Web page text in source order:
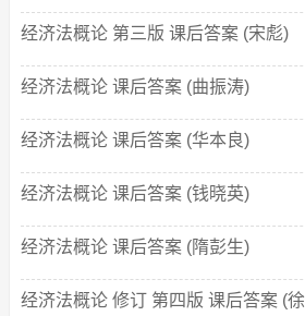
经济法概论 第三版 课后答案 (宋彪)
经济法概论 课后答案 (曲振涛)
经济法概论 课后答案 (华本良)
经济法概论 课后答案 (钱晓英)
经济法概论 课后答案 (隋彭生)
经济法概论 修订 第四版 课后答案 (